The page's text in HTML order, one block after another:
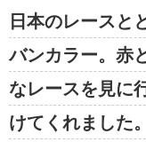
日本のレースと
バンカラー。赤
なレースを見に
けてくれました